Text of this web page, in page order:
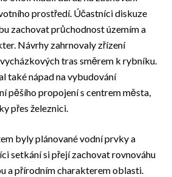
prostředí. Účastníci diskuze
zachovat průchodnost územím a
Návrhy zahrnovaly zřízení
tras směrem k rybníku.
také nápad na vybudování
pěšího propojení s centrem města,
přes železnici.
byly plánované vodní prvky a
setkání si přejí zachovat rovnováhu
a přírodním charakterem oblasti.